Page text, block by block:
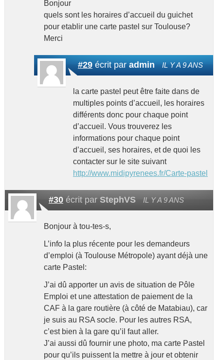
Bonjour
quels sont les horaires d’accueil du guichet
pour etablir une carte pastel sur Toulouse?
Merci
#29écrit paradmin IL Y A 9 ANS
la carte pastel peut être faite dans de
multiples points d’accueil, les horaires
différents donc pour chaque point
d’accueil. Vous trouverez les
informations pour chaque point
d’accueil, ses horaires, et de quoi les
contacter sur le site suivant
http://www.midipyrenees.fr/Carte-pastel
#30écrit par StephVS IL Y A 9 ANS
Bonjour à tou-tes-s,
L’info la plus récente pour les demandeurs
d’emploi (à Toulouse Métropole) ayant déjà une
carte Pastel:
J’ai dû apporter un avis de situation de Pôle
Emploi et une attestation de paiement de la
CAF à la gare routière (à côté de Matabiau), car
je suis au RSA socle. Pour les autres RSA,
c’est bien à la gare qu’il faut aller.
J’ai aussi dû fournir une photo, ma carte Pastel
pour qu’ils puissent la mettre à jour et obtenir